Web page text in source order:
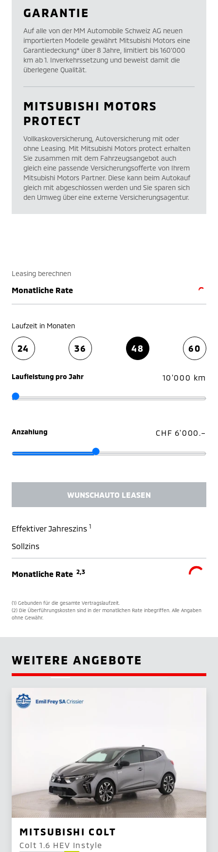
GARANTIE
Auf alle von der MM Automobile Schweiz AG neuen
importierten Modelle gewährt Mitsubishi Motors eine
Garantiedeckung* über 8 Jahre, limitiert bis 160’000
km ab 1. Inverkehrssetzung und beweist damit die
überlegene Qualität.
MITSUBISHI MOTORS
PROTECT
Vollkaskoversicherung, Autoversicherung mit oder
ohne Leasing. Mit Mitsubishi Motors protect erhalten
Sie zusammen mit dem Fahrzeugsangebot auch
gleich eine passende Versicherungsofferte von Ihrem
Mitsubishi Motors Partner. Diese kann beim Autokauf
gleich mit abgeschlossen werden und Sie sparen sich
den Umweg über eine externe Versicherungsagentur.
Leasing berechnen
Monatliche Rate
Laufzeit in Monaten
24 36 48 60
Laufleistung pro Jahr 10'000 km
Anzahlung CHF 6'000.–
WUNSCHAUTO LEASEN
Effektiver Jahreszins 1
Sollzins
Monatliche Rate 2,3
(1) Gebunden für die gesamte Vertragslaufzeit.
(2) Die Überführungskosten sind in der monatlichen Rate inbegriffen. Alle Angaben
ohne Gewähr.
WEITERE ANGEBOTE
MITSUBISHI COLT
Colt 1.6 HEV Instyle